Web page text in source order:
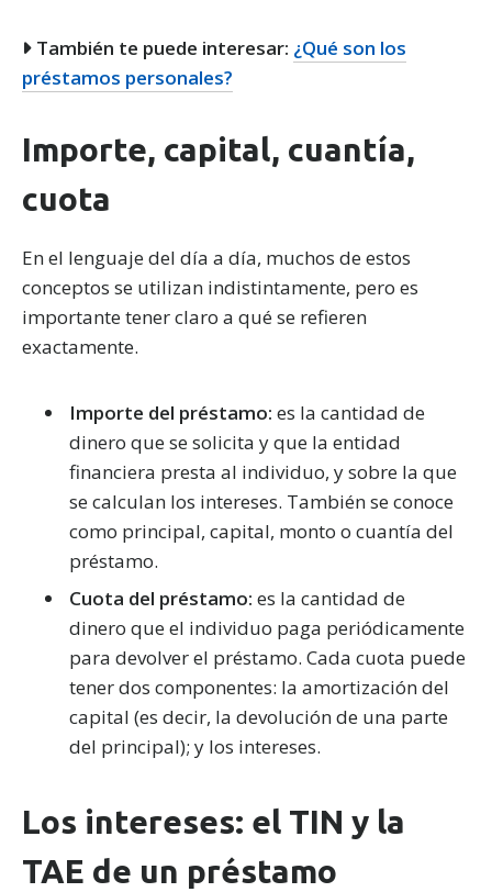
También te puede interesar: ¿Qué son los
préstamos personales?
Importe, capital, cuantía,
cuota
En el lenguaje del día a día, muchos de estos
conceptos se utilizan indistintamente, pero es
importante tener claro a qué se refieren
exactamente.
Importe del préstamo: es la cantidad de
dinero que se solicita y que la entidad
financiera presta al individuo, y sobre la que
se calculan los intereses. También se conoce
como principal, capital, monto o cuantía del
préstamo.
Cuota del préstamo: es la cantidad de
dinero que el individuo paga periódicamente
para devolver el préstamo. Cada cuota puede
tener dos componentes: la amortización del
capital (es decir, la devolución de una parte
del principal); y los intereses.
Los intereses: el TIN y la
TAE de un préstamo